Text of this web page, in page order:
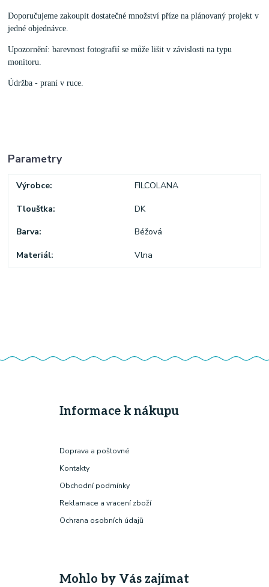
Doporučujeme zakoupit dostatečné množství příze na plánovaný projekt v
jedné objednávce.
Upozornění: barevnost fotografií se může lišit v závislosti na typu
monitoru.
Údržba - praní v ruce.
Parametry
Výrobce FILCOLANA
Tloušťka DK
Barva Béžová
Materiál Vlna
Informace k nákupu
Doprava a poštovné
Kontakty
Obchodní podmínky
Reklamace a vracení zboží
Ochrana osobních údajů
Mohlo by Vás zajímat